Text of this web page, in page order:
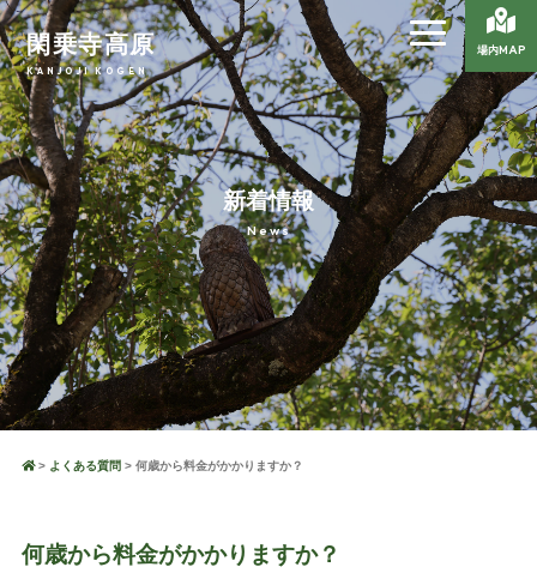
閑乗寺高原
KANJOJI KOGEN
新着情報
News
よくある質問 何歳から料金がかかりますか？
何歳から料金がかかりますか？
場内MAP